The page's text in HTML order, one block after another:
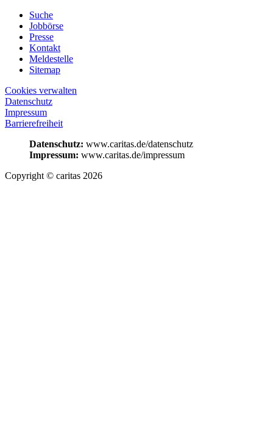
Suche
Jobbörse
Presse
Kontakt
Meldestelle
Sitemap
Cookies verwalten
Datenschutz
Impressum
Barrierefreiheit
Datenschutz: www.caritas.de/datenschutz
Impressum: www.caritas.de/impressum
Copyright © caritas 2026